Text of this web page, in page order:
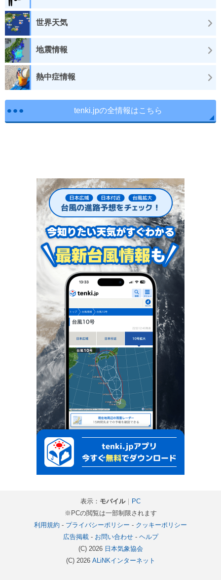
世界天気
地震情報
熱中症情報
tenki.jpの全情報はこちら
表示： モバイル｜ PC
※PCの閲覧は一部制限されます
利用規約 - プライバシーポリシー - クッキーポリシー
広告掲載- お問い合わせ- ヘルプ
(C) 2026 日本気象協会
(C) 2026 ALiNKインターネット